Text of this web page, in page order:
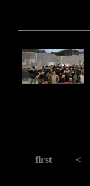
first <